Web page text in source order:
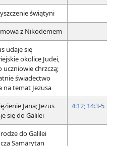
świątyni
z Nikodemem
udaje się
okolice Judei,
uczniowie chrzczą;
świadectwo
na temat Jezusa
Jana; Jezus
się do Galilei
4:12; 14:3-5
do Galilei
Samarytan